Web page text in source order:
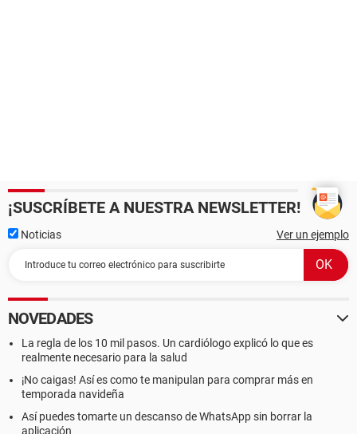
¡SUSCRÍBETE A NUESTRA NEWSLETTER!
Noticias Ver un ejemplo
NOVEDADES
La regla de los 10 mil pasos. Un cardiólogo explicó lo que es
realmente necesario para la salud
¡No caigas! Así es como te manipulan para comprar más en
temporada navideña
Así puedes tomarte un descanso de WhatsApp sin borrar la
aplicación